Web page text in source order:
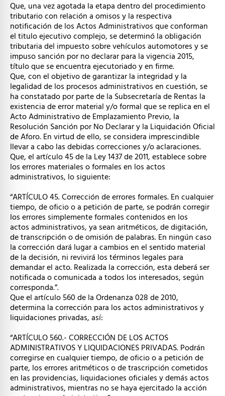
Que, una vez agotada la etapa dentro del procedimiento
tributario con relación a omisos y la respectiva
notificación de los Actos Administrativos que conforman
el titulo ejecutivo complejo, se determinó la obligación
tributaria del impuesto sobre vehículos automotores y se
impuso sanción por no declarar para la vigencia 2015,
título que se encuentra ejecutoriado y en firme.
Que, con el objetivo de garantizar la integridad y la
legalidad de los procesos administrativos en cuestión, se
ha constatado por parte de la Subsecretaría de Rentas la
existencia de error material y/o formal que se replica en el
Acto Administrativo de Emplazamiento Previo, la
Resolución Sanción por No Declarar y la Liquidación Oficial
de Aforo. En virtud de ello, se considera imprescindible
llevar a cabo las debidas correcciones y/o aclaraciones.
Que, el artículo 45 de la Ley 1437 de 2011, establece sobre
los errores materiales o formales en los actos
administrativos, lo siguiente:
“ARTÍCULO 45. Corrección de errores formales. En cualquier
tiempo, de oficio o a petición de parte, se podrán corregir
los errores simplemente formales contenidos en los
actos administrativos, ya sean aritméticos, de digitación,
de transcripción o de omisión de palabras. En ningún caso
la corrección dará lugar a cambios en el sentido material
de la decisión, ni revivirá los términos legales para
demandar el acto. Realizada la corrección, esta deberá ser
notificada o comunicada a todos los interesados, según
corresponda.”.
Que el artículo 560 de la Ordenanza 028 de 2010,
determina la corrección para los actos administrativos y
liquidaciones privadas, así:
“ARTÍCULO 560.- CORRECCIÓN DE LOS ACTOS
ADMINISTRATIVOS Y LIQUIDACIONES PRIVADAS. Podrán
corregirse en cualquier tiempo, de oficio o a petición de
parte, los errores aritméticos o de trascripción cometidos
en las providencias, liquidaciones oficiales y demás actos
administrativos, mientras no se haya ejercitado la acción